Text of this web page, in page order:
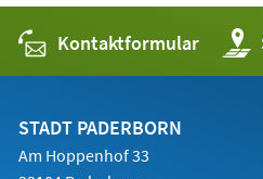
Kontaktformular
in
STADT PADERBORN
Am Hoppenhof 33